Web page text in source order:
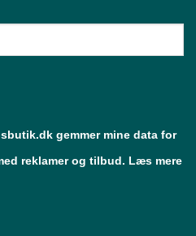
gemmer mine data for
reklamer og tilbud. Læs mere